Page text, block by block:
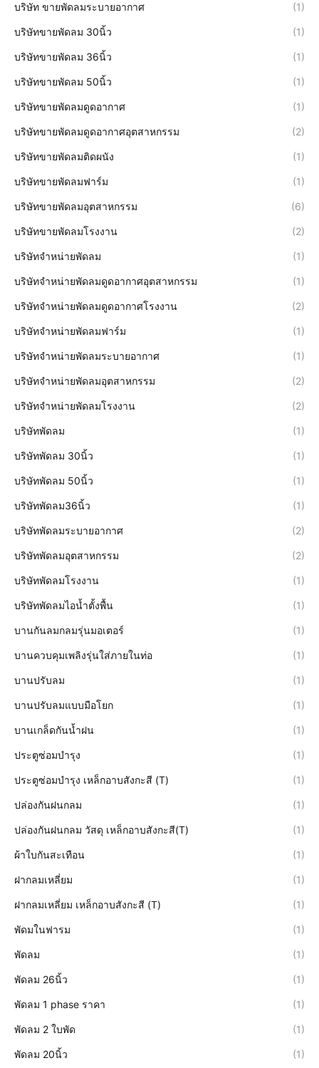
บริษัท ขายพัดลมระบายอากาศ (1)
บริษัทขายพัดลม 30นิ้ว (1)
บริษัทขายพัดลม 36นิ้ว (1)
บริษัทขายพัดลม 50นิ้ว (1)
บริษัทขายพัดลมดูดอากาศ (1)
บริษัทขายพัดลมดูดอากาศอุตสาหกรรม (2)
บริษัทขายพัดลมติดผนัง (1)
บริษัทขายพัดลมฟาร์ม (1)
บริษัทขายพัดลมอุตสาหกรรม (6)
บริษัทขายพัดลมโรงงาน (2)
บริษัทจำหน่ายพัดลม (1)
บริษัทจำหน่ายพัดลมดูดอากาศอุตสาหกรรม (1)
บริษัทจำหน่ายพัดลมดูดอากาศโรงงาน (2)
บริษัทจำหน่ายพัดลมฟาร์ม (1)
บริษัทจำหน่ายพัดลมระบายอากาศ (1)
บริษัทจำหน่ายพัดลมอุตสาหกรรม (2)
บริษัทจำหน่ายพัดลมโรงงาน (2)
บริษัทพัดลม (1)
บริษัทพัดลม 30นิ้ว (1)
บริษัทพัดลม 50นิ้ว (1)
บริษัทพัดลม36นิ้ว (1)
บริษัทพัดลมระบายอากาศ (2)
บริษัทพัดลมอุตสาหกรรม (2)
บริษัทพัดลมโรงงาน (1)
บริษัทพัดลมไอน้ำตั้งพื้น (1)
บานกันลมกลมรุ่นมอเตอร์ (1)
บานควบคุมเพลิงรุ่นใส่ภายในท่อ (1)
บานปรับลม (1)
บานปรับลมแบบมือโยก (1)
บานเกล็ดกันน้ำฝน (1)
ประตูซ่อมบำรุง (1)
ประตูซ่อมบำรุง เหล็กอาบสังกะสี (T) (1)
ปล่องกันฝนกลม (1)
ปล่องกันฝนกลม วัสดุ เหล็กอาบสังกะสี(T) (1)
ผ้าใบกันสะเทือน (1)
ฝากลมเหลี่ยม (1)
ฝากลมเหลี่ยม เหล็กอาบสังกะสี (T) (1)
พัดมในฟารม (1)
พัดลม (1)
พัดลม 26นิ้ว (1)
พัดลม 1 phase ราคา (1)
พัดลม 2 ใบพัด (1)
พัดลม 20นิ้ว (1)